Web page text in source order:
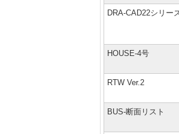
DRA-CAD22シリー
HOUSE-4号
RTW Ver.2
BUS-断面リスト